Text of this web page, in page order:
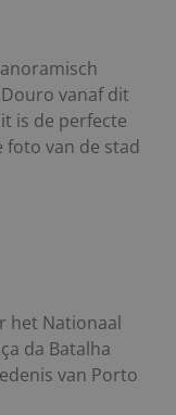
vanaf dit
is de perfecte
foto van de stad
het Nationaal
da Batalha
van Porto